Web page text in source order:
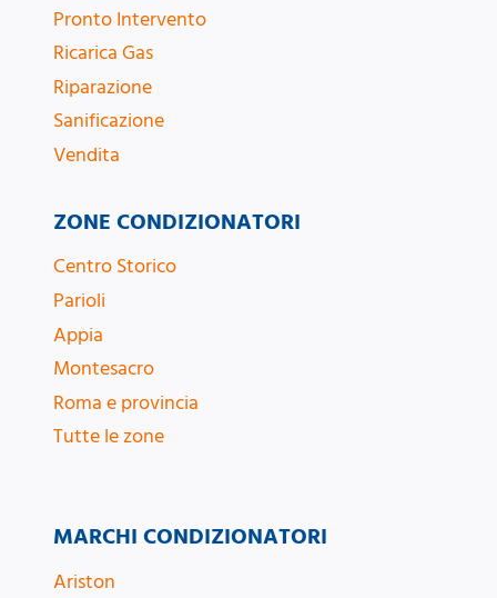
ZONE CONDIZIONATORI
Centro Storico
Parioli
Appia
Montesacro
Roma e provincia
Tutte le zone
Pronto Intervento
Ricarica Gas
Riparazione
Sanificazione
Vendita
MARCHI CONDIZIONATORI
Ariston